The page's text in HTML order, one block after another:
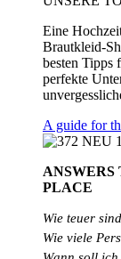
Eine
Brautkleid-
besten Tipps
perfekte
A guide for
ANSWERS
PLACE
Wie teuer
Wie viele